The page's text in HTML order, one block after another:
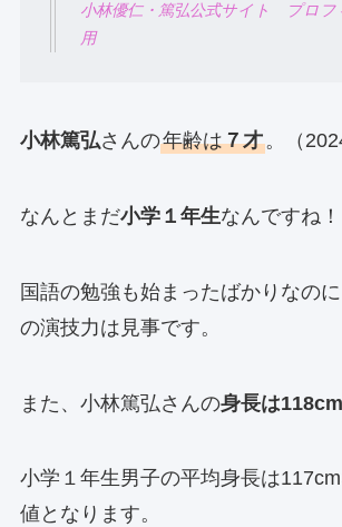
小林優仁・篤弘公式サイト プロフ
用
小林篤弘さんの年齢は７才。（
なんとまだ小学１年生なんですね！
国語の勉強も始まったばかりなの
の演技力は見事です。
また、小林篤弘さんの身長は118cm
小学１年生男子の平均身長は
値となります。